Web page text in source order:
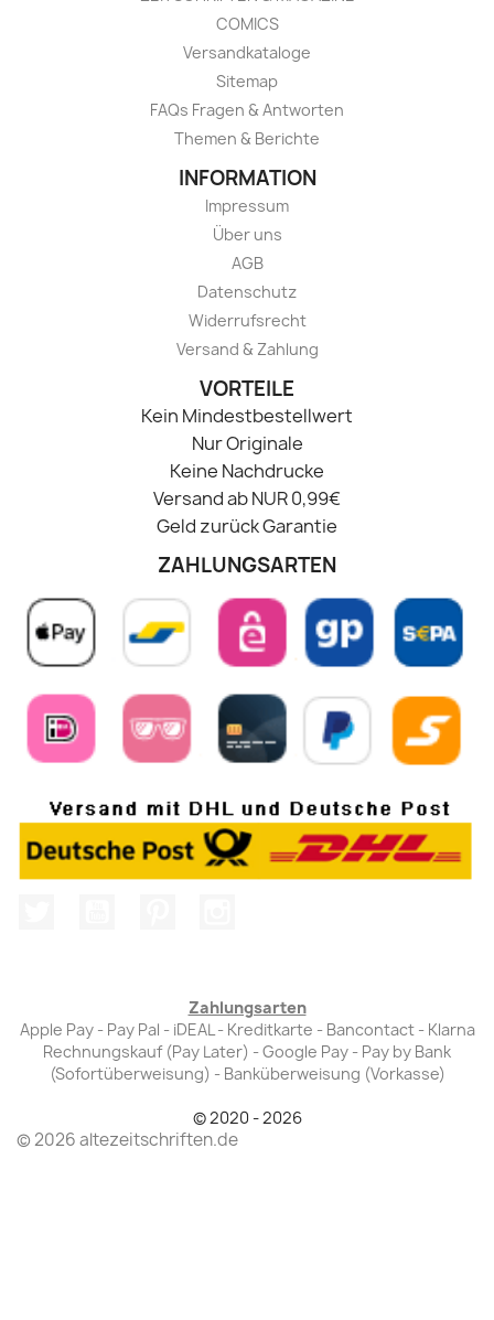
COMICS
Versandkataloge
Sitemap
FAQs Fragen & Antworten
Themen & Berichte
INFORMATION
Impressum
Über uns
AGB
Datenschutz
Widerrufsrecht
Versand & Zahlung
VORTEILE
Kein Mindestbestellwert
Nur Originale
Keine Nachdrucke
Versand ab NUR 0,99€
Geld zurück Garantie
ZAHLUNGSARTEN
Zahlungsarten
Apple Pay - Pay Pal - iDEAL - Kreditkarte - Bancontact - Klarna
Rechnungskauf (Pay Later) - Google Pay - Pay by Bank
(Sofortüberweisung) - Banküberweisung (Vorkasse)
© 2020 - 2026
© 2026 altezeitschriften.de